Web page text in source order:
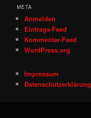
META
Anmelden
Eintrags-Feed
Kommentar-Feed
WordPress.org
Impressum
Datenschutzerklärung